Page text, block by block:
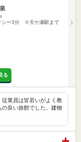
シー3分 ※天ケ瀬駅まで
る
業員は皆若いがよく教
良い旅館でした。建物